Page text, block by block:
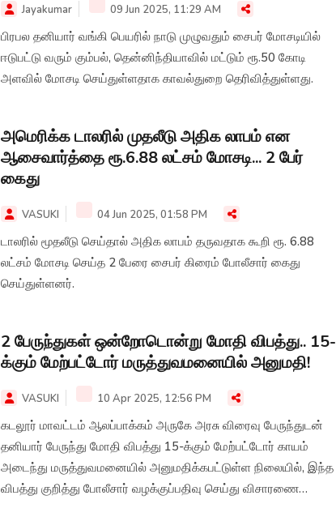
Jayakumar 09 Jun 2025, 11:29 AM
பிரபல தனியார் வங்கி பெயரில் நாடு முழுவதும் சைபர் மோசடியில்
ஈடுபட்டு வரும் கும்பல், தென்னிந்தியாவில் மட்டும் ரூ.50 கோடி
அளவில் மோசடி செய்துள்ளதாக காவல்துறை தெரிவித்துள்ளது.
அமெரிக்க டாலரில் முதலீடு அதிக லாபம் என
ஆசைவார்த்தை ரூ.6.88 லட்சம் மோசடி... 2 பேர்
கைது
VASUKI 04 Jun 2025, 01:58 PM
டாலரில் மூதலீடு செய்தால் அதிக லாபம் தருவதாக கூறி ரூ. 6.88
லட்சம் மோசடி செய்த 2 பேரை சைபர் கிரைம் போலீசார் கைது
செய்துள்ளனர்.
2 பேருந்துகள் ஒன்றோடொன்று மோதி விபத்து.. 15-
க்கும் மேற்பட்டோர் மருத்துவமனையில் அனுமதி!
VASUKI 10 Apr 2025, 12:56 PM
கடலூர் மாவட்டம் ஆலப்பாக்கம் அருகே அரசு விரைவு பேருந்துடன்
தனியார் பேருந்து மோதி விபத்து 15-க்கும் மேற்பட்டோர் காயம்
அடைந்து மருத்துவமனையில் அனுமதிக்கபட்டுள்ள நிலையில், இந்த
விபத்து குறித்து போலீசார் வழக்குப்பதிவு செய்து விசாரணை